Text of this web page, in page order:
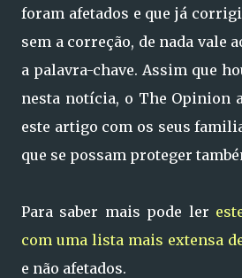
foram afetados e que já
sem a correção, de nada vale
a palavra-chave. Assim que
nesta notícia, o The Opinion
este artigo com os seus
que se possam proteger
Para saber mais pode ler
com uma lista mais extensa
e não afetados.